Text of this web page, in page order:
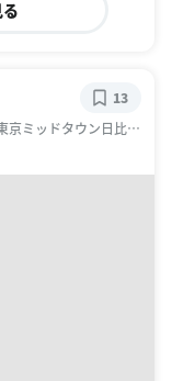
京ミッドタウン日比谷
13